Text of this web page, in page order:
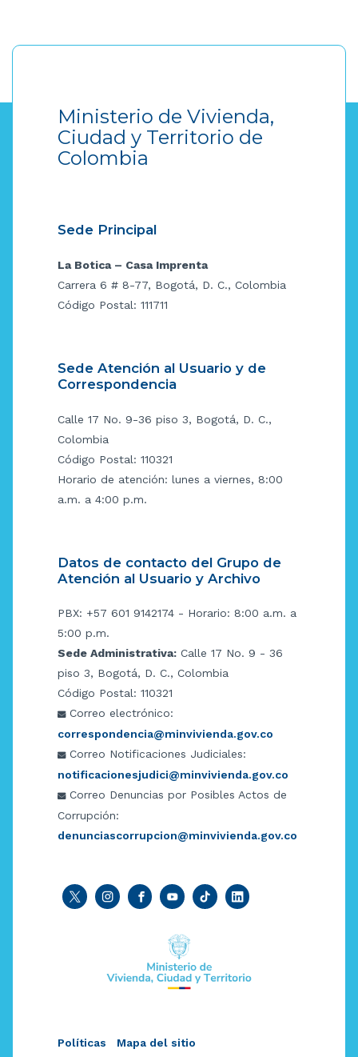
Ministerio de Vivienda,
Ciudad y Territorio de
Colombia
Sede Principal
La Botica – Casa Imprenta
Carrera 6 # 8-77, Bogotá, D. C., Colombia
Código Postal: 111711
Sede Atención al Usuario y de
Correspondencia
Calle 17 No. 9-36 piso 3, Bogotá, D. C.,
Colombia
Código Postal: 110321
Horario de atención: lunes a viernes, 8:00
a.m. a 4:00 p.m.
Datos de contacto del Grupo de
Atención al Usuario y Archivo
PBX: +57 601 9142174 - Horario: 8:00 a.m. a
5:00 p.m.
Sede Administrativa: Calle 17 No. 9 - 36
piso 3, Bogotá, D. C., Colombia
Código Postal: 110321
Correo electrónico:
correspondencia@minvivienda.gov.co
Correo Notificaciones Judiciales:
notificacionesjudici@minvivienda.gov.co
Correo Denuncias por Posibles Actos de
Corrupción:
denunciascorrupcion@minvivienda.gov.co
Políticas Mapa del sitio